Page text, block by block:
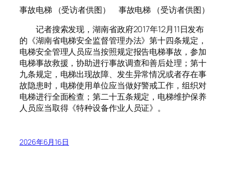
事故电梯 （受访者供图） 事故电梯 （受访者供图）
记者搜索发现，湖南省政府2017年12月11日发布
的《湖南省电梯安全监督管理办法》第十四条规定，
电梯安全管理人员应当按照规定报告电梯事故，参加
电梯事故救援，协助进行事故调查和善后处理；第十
九条规定，电梯出现故障、发生异常情况或者存在事
故隐患时，电梯使用单位应当做好警戒工作，组织对
电梯进行全面检查；第二十五条规定，电梯维护保养
人员应当取得《特种设备作业人员证》。
2026年6月16日